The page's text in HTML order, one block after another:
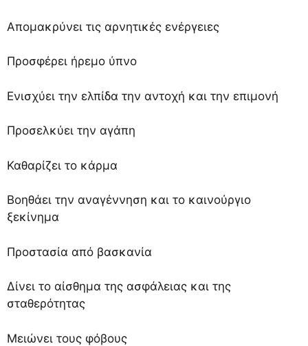
Απομακρύνει τις αρνητικές ενέργειες
Προσφέρει ήρεμο ύπνο
Ενισχύει την ελπίδα την αντοχή και την επιμονή
Προσελκύει την αγάπη
Καθαρίζει το κάρμα
Βοηθάει την αναγέννηση και το καινούργιο
ξεκίνημα
Προστασία από βασκανία
Δίνει το αίσθημα της ασφάλειας και της
σταθερότητας
Μειώνει τους φόβους